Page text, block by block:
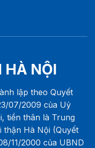
HÀ NỘI
lập theo Quyết
07/2009 của Uỷ
tiền thân là Trung
thận Hà Nội (Quyết
11/2000 của UBND